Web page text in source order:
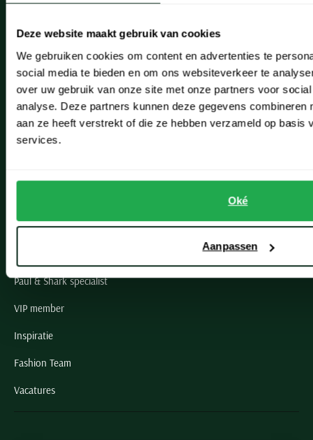
Deze website maakt gebruik van cookies
We gebruiken cookies om content en advertenties te
social media te bieden en om ons websiteverkeer te
over uw gebruik van onze site met onze partners voor
analyse. Deze partners kunnen deze gegevens combineren
aan ze heeft verstrekt of die ze hebben verzameld op basis
services.
Oké
Aanpassen
Leiderdorp
Lisse
Noordwijk
Openingstijden winkels
Schulte Herenmode
Paul & Shark specialist
VIP member
Inspiratie
Fashion Team
Vacatures